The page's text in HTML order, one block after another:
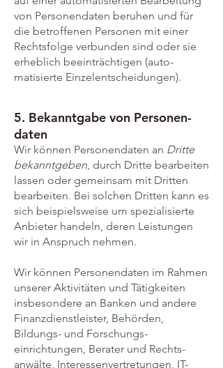
von Personen­daten beruhen und für
die betroffenen Personen mit einer
Rechts­folge verbunden sind oder sie
erheblich beein­trächtigen (auto­
matisierte Einzel­entscheidungen).
5. Bekanntgabe von Personen­
daten
Wir können Personen­daten an Dritte
bekanntgeben, durch Dritte bearbeiten
lassen oder gemeinsam mit Dritten
bearbeiten. Bei solchen Dritten kann es
sich beispielsweise um speziali­sierte
Anbieter handeln, deren Leistungen
wir in Anspruch nehmen.
Wir können Personen­daten im Rahmen
unserer Aktivi­täten und Tätig­keiten
insbesondere an Banken und andere
Finanz­dienstleister, Behörden,
Bildungs- und Forschungs­
einrichtungen, Berater und Rechts­
anwälte, Interessen­vertretungen, IT-